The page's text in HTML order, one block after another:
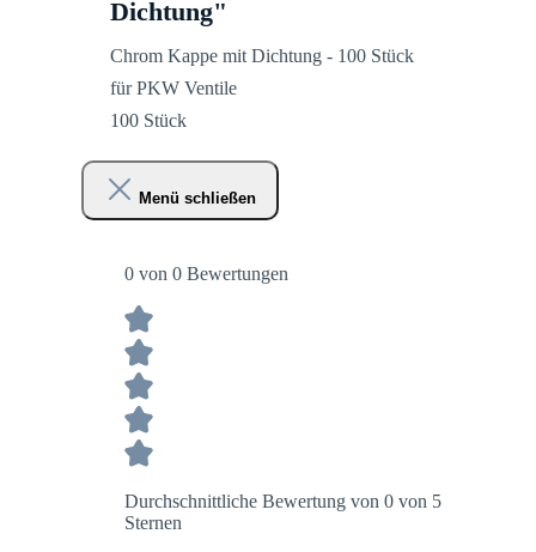
Dichtung"
Chrom Kappe mit Dichtung - 100 Stück
für PKW Ventile
100 Stück
Menü schließen
0 von 0 Bewertungen
Durchschnittliche Bewertung von 0 von 5
Sternen